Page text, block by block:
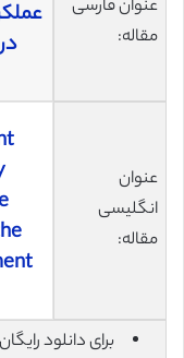
عنوان فارسی
مقاله:
عنوان
انگلیسی
مقاله: